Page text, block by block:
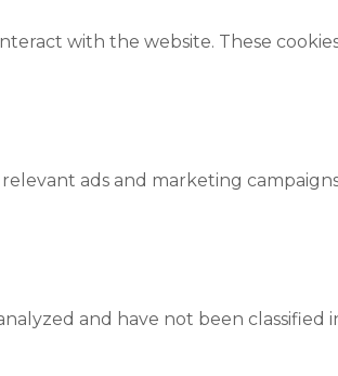
with the website. These
ads and marketing
and have not been classified